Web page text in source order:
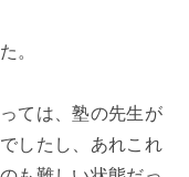
。
ては、塾の先生が
したし、あれこれ